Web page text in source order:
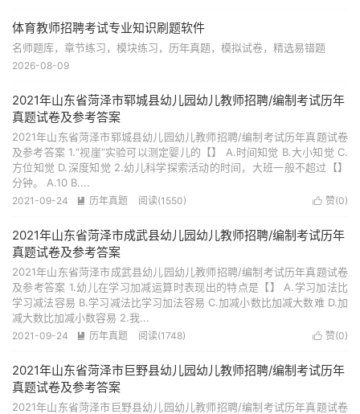
体育教师招聘考试专业知识刷题软件
名师题库，章节练习，模块练习，历年真题，模拟试卷，精选易错题
2026-08-09
2021年山东省菏泽市郓城县幼儿园幼儿教师招聘/编制考试历年
真题试卷及参考答案
2021年山东省菏泽市郓城县幼儿园幼儿教师招聘/编制考试历年真题试卷
及参考答案 1.“视崖”实验可以测定婴儿的【】 A.时间知觉 B.大小知觉 C.
方位知觉 D.深度知觉 2.幼儿科学探索活动的时间，大班一般不超过【】
分钟。 A.10 B....
2021-09-24  历年真题 阅读(1550)  赞(0)
2021年山东省菏泽市成武县幼儿园幼儿教师招聘/编制考试历年
真题试卷及参考答案
2021年山东省菏泽市成武县幼儿园幼儿教师招聘/编制考试历年真题试卷
及参考答案 1.幼儿在学习加减运算时表现出的特点是【】 A.学习加法比
学习减法容易 B.学习减法比学习加法容易 C.加减小数比加减大数难 D.加
减大数比加减小数容易 2.我...
2021-09-24  历年真题 阅读(1748)  赞(0)
2021年山东省菏泽市巨野县幼儿园幼儿教师招聘/编制考试历年
真题试卷及参考答案
2021年山东省菏泽市巨野县幼儿园幼儿教师招聘/编制考试历年真题试卷